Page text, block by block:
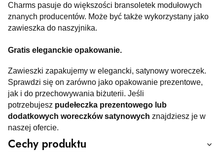
Charms pasuje do większości bransoletek modułowych
znanych producentów. Może być także wykorzystany jako
zawieszka do naszyjnika.
Gratis eleganckie opakowanie.
Zawieszki zapakujemy w elegancki, satynowy woreczek.
Sprawdzi się on zarówno jako opakowanie prezentowe,
jak i do przechowywania biżuterii. Jeśli
potrzebujesz pudełeczka prezentowego lub
dodatkowych woreczków satynowych znajdziesz je w
naszej ofercie.
Cechy produktu